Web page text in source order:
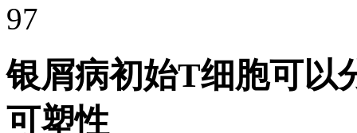
97
银屑病初始T细胞可以
可塑性